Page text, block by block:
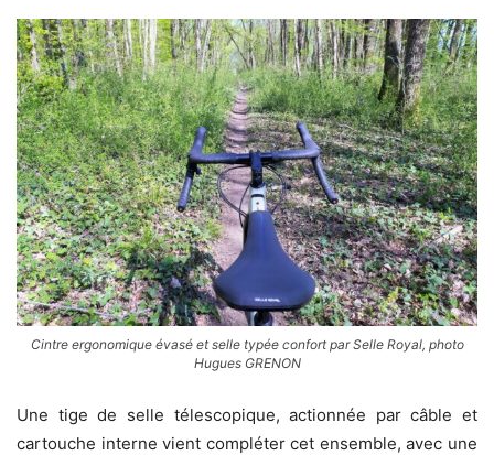
Cintre ergonomique évasé et selle typée confort par Selle Royal, photo
Hugues GRENON
Une tige de selle télescopique, actionnée par câble et
cartouche interne vient compléter cet ensemble, avec une